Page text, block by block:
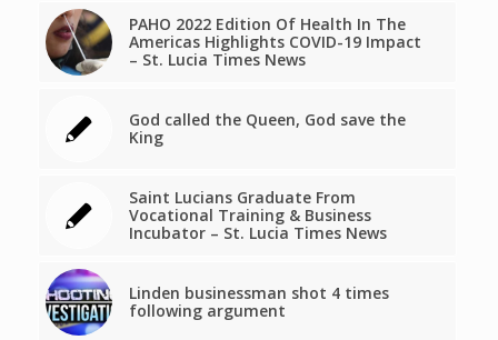
PAHO 2022 Edition Of Health In The
Americas Highlights COVID-19 Impact
– St. Lucia Times News
God called the Queen, God save the
King
Saint Lucians Graduate From
Vocational Training & Business
Incubator – St. Lucia Times News
Linden businessman shot 4 times
following argument